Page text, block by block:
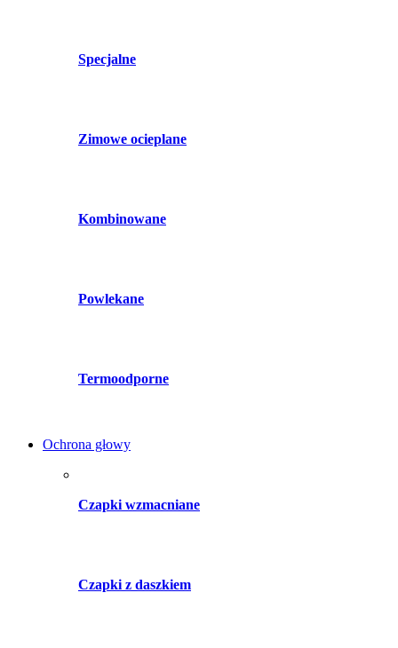
Specjalne
Zimowe ocieplane
Kombinowane
Powlekane
Termoodporne
Ochrona głowy
Czapki wzmacniane
Czapki z daszkiem